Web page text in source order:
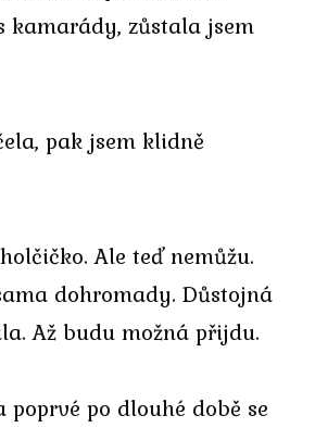
kamarády, zůstala jsem
pak jsem klidně
Ale teď nemůžu.
dohromady. Důstojná
Až budu možná přijdu.
poprvé po dlouhé době se